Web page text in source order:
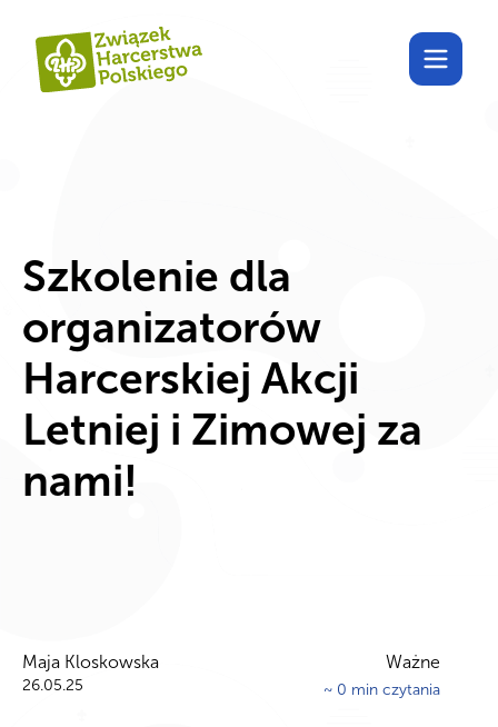
Poznaj Harcdom!
Szkolenie dla
organizatorów
Harcerskiej Akcji
Letniej i Zimowej za
nami!
Maja Kloskowska
26.05.25
Ważne
~ 0 min czytania